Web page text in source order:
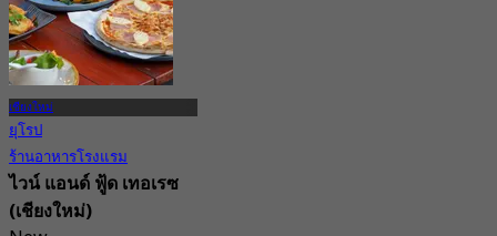
เชียงใหม่
ยุโรป
ร้านอาหารโรงแรม
ไวน์ แอนด์ ฟู้ด เทอเรซ
(เชียงใหม่)